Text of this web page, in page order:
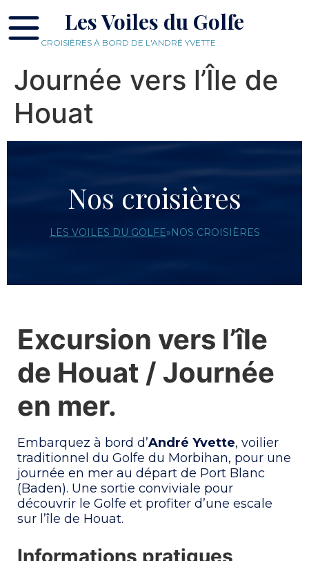
Les Voiles du Golfe
CROISIÈRES À BORD DE L'ANDRÉ YVETTE
Journée vers l’Île de
Houat
Nos croisières
LES VOILES DU GOLFE»NOS CROISIÈRES
Excursion vers l’île
de Houat / Journée
en mer.
Embarquez à bord d’André Yvette, voilier
traditionnel du Golfe du Morbihan, pour une
journée en mer au départ de Port Blanc
(Baden). Une sortie conviviale pour
découvrir le Golfe et profiter d’une escale
sur l’île de Houat.
Informations pratiques